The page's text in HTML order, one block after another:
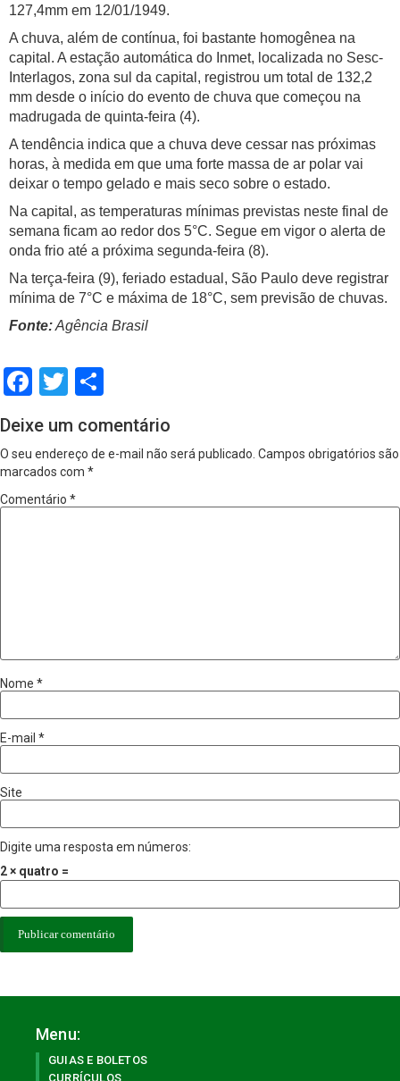
127,4mm em 12/01/1949.
A chuva, além de contínua, foi bastante homogênea na
capital. A estação automática do Inmet, localizada no Sesc-
Interlagos, zona sul da capital, registrou um total de 132,2
mm desde o início do evento de chuva que começou na
madrugada de quinta-feira (4).
A tendência indica que a chuva deve cessar nas próximas
horas, à medida em que uma forte massa de ar polar vai
deixar o tempo gelado e mais seco sobre o estado.
Na capital, as temperaturas mínimas previstas neste final de
semana ficam ao redor dos 5°C. Segue em vigor o alerta de
onda frio até a próxima segunda-feira (8).
Na terça-feira (9), feriado estadual, São Paulo deve registrar
mínima de 7°C e máxima de 18°C, sem previsão de chuvas.
Fonte:Agência Brasil
Facebook
Twitter
Deixe um comentário
O seu endereço de e-mail não será publicado. Campos obrigatórios são
marcados com *
Comentário *
Nome *
E-mail *
Site
Digite uma resposta em números:
2 × quatro =
Menu:
GUIAS E BOLETOS
CURRÍCULOS